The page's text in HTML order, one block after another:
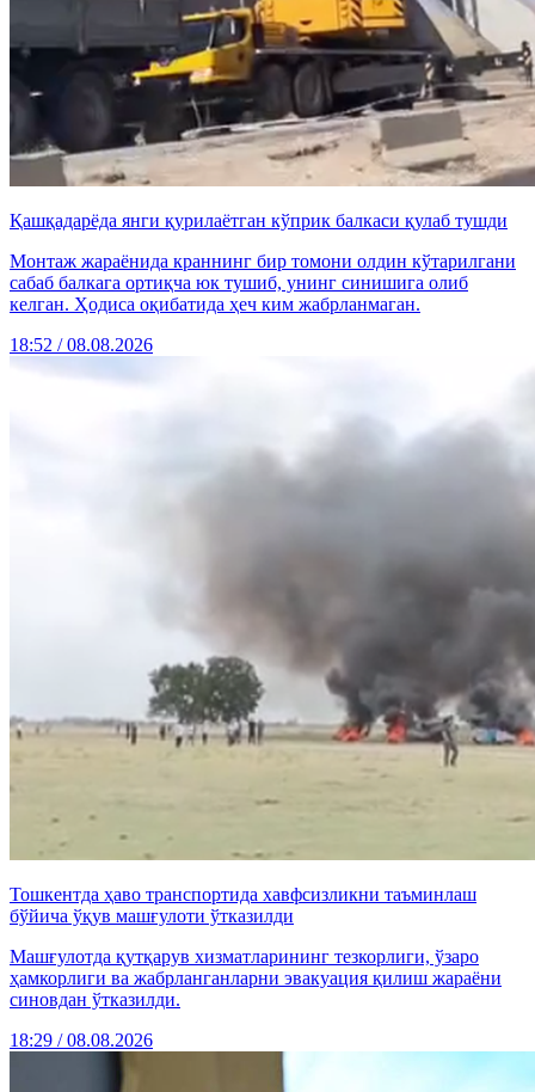
Қашқадарёда янги қурилаётган кўприк балкаси қулаб тушди
Монтаж жараёнида краннинг бир томони олдин кўтарилгани
сабаб балкага ортиқча юк тушиб, унинг синишига олиб
келган. Ҳодиса оқибатида ҳеч ким жабрланмаган.
18:52 / 08.08.2026
Тошкентда ҳаво транспортида хавфсизликни таъминлаш
бўйича ўқув машғулоти ўтказилди
Машғулотда қутқарув хизматларининг тезкорлиги, ўзаро
ҳамкорлиги ва жабрланганларни эвакуация қилиш жараёни
синовдан ўтказилди.
18:29 / 08.08.2026